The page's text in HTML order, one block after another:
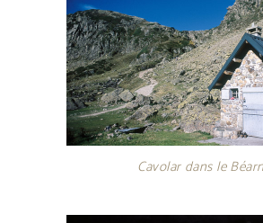
Cavolar dans le Béarn